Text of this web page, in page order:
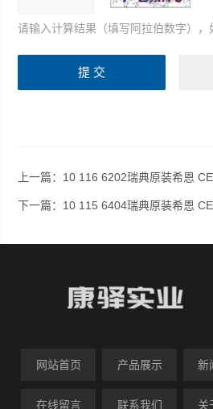
请输入计算结果（填写阿拉伯数字），
上一篇： 10 116 6202瑞典原装希恩
下一篇： 10 115 6404瑞典原装希恩
网站首页 产品展示 新
在线留言 联系我们 关